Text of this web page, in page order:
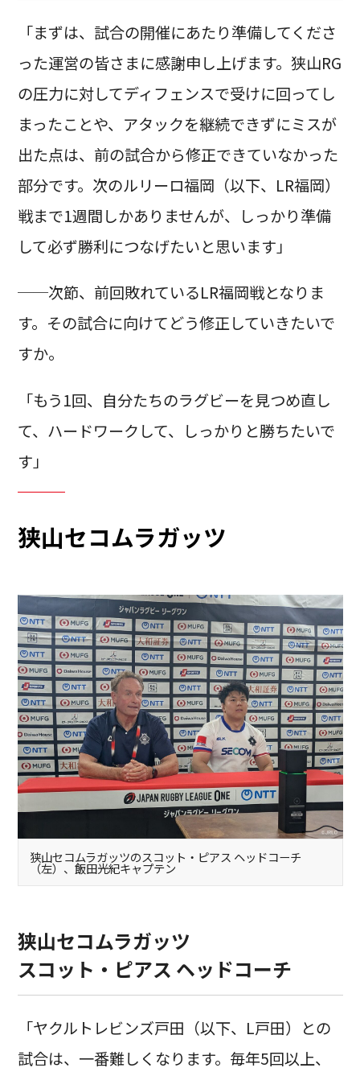
「まずは、試合の開催にあたり準備してくださ
った運営の皆さまに感謝申し上げます。狭山RG
の圧力に対してディフェンスで受けに回ってし
まったことや、アタックを継続できずにミスが
出た点は、前の試合から修正できていなかった
部分です。次のルリーロ福岡（以下、LR福岡）
戦まで1週間しかありませんが、しっかり準備
して必ず勝利につなげたいと思います」
──次節、前回敗れているLR福岡戦となりま
す。その試合に向けてどう修正していきたいで
すか。
「もう1回、自分たちのラグビーを見つめ直し
て、ハードワークして、しっかりと勝ちたいで
す」
狭山セコムラガッツ
狭山セコムラガッツのスコット・ピアス ヘッドコーチ
（左）、飯田光紀キャプテン
狭山セコムラガッツ
スコット・ピアス ヘッドコーチ
「ヤクルトレビンズ戸田（以下、L戸田）との
試合は、一番難しくなります。毎年5回以上、